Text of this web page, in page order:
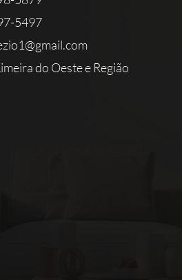
5497
do Oeste e Região